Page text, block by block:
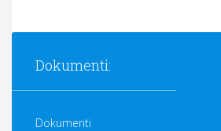
Dokumenti:
Dokumenti